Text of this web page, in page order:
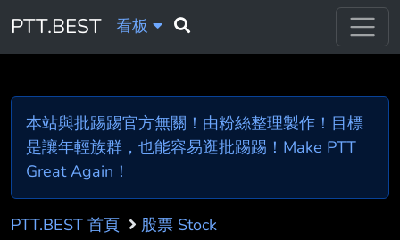
PTT.BEST 看板
本站與批踢踢官方無關！由粉絲整理製作！目標
是讓年輕族群，也能容易逛批踢踢！Make PTT
Great Again！
PTT.BEST 首頁 股票 Stock